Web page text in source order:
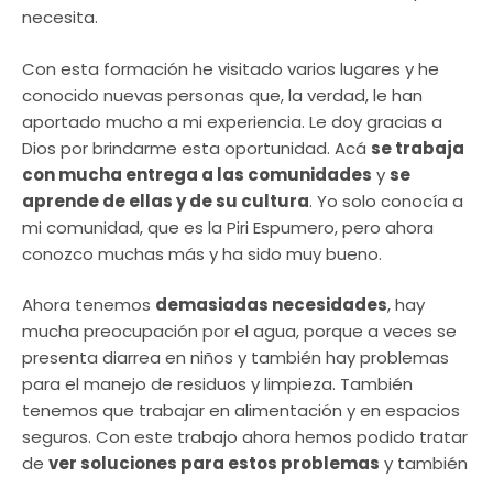
necesita.
Con esta formación he visitado varios lugares y he
conocido nuevas personas que, la verdad, le han
aportado mucho a mi experiencia. Le doy gracias a
Dios por brindarme esta oportunidad. Acá se trabaja
con mucha entrega a las comunidades y se
aprende de ellas y de su cultura. Yo solo conocía a
mi comunidad, que es la Piri Espumero, pero ahora
conozco muchas más y ha sido muy bueno.
Ahora tenemos demasiadas necesidades, hay
mucha preocupación por el agua, porque a veces se
presenta diarrea en niños y también hay problemas
para el manejo de residuos y limpieza. También
tenemos que trabajar en alimentación y en espacios
seguros. Con este trabajo ahora hemos podido tratar
de ver soluciones para estos problemas y también